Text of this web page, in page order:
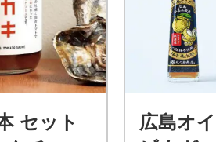
セット
広島オ